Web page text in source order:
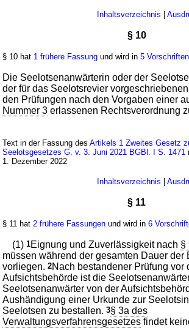
Inhaltsverzeichnis
§ 10
§ 10 hat 1 frühere Fassung und wird in5
Die Seelotsenanwärterin oder der
der für das Seelotsrevier
den Prüfungen nach den Vorgaben einer
Nummer 3 erlassenen Rechtsverordnung
Text in der Fassung desArtikels 1 Zweites Gesetz
Seelotsgesetzes G. v. 3. Juni 2021 BGBl. I S. 1471
1. Dezember 2022
Inhaltsverzeichnis
§ 11
§ 11 hat2 frühere Fassungen und wird in6
(1)1Eignung und Zuverlässigkeit nach §
müssen während der gesamten Dauer der
vorliegen.2Nach bestandener Prüfung vor
Aufsichtsbehörde ist die
Seelotsenanwärter von der
Aushändigung einer Urkunde zur
Seelotsen zu bestallen.3§ 3a des
Verwaltungsverfahrensgesetzes findet